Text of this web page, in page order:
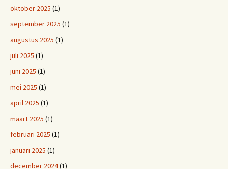
oktober 2025 (1)
september 2025 (1)
augustus 2025 (1)
juli 2025 (1)
juni 2025 (1)
mei 2025 (1)
april 2025 (1)
maart 2025 (1)
februari 2025 (1)
januari 2025 (1)
december 2024(1)